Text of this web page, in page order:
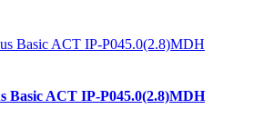
Basic ACT IP-P045.0(2.8)MDH